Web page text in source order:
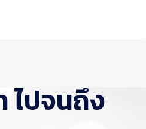
ไปจนถึง